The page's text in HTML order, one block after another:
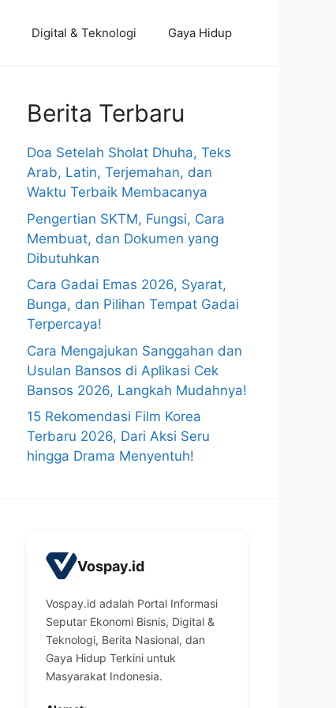
Digital & Teknologi Gaya Hidup
Berita Terbaru
Doa Setelah Sholat Dhuha, Teks
Arab, Latin, Terjemahan, dan
Waktu Terbaik Membacanya
Pengertian SKTM, Fungsi, Cara
Membuat, dan Dokumen yang
Dibutuhkan
Cara Gadai Emas 2026, Syarat,
Bunga, dan Pilihan Tempat Gadai
Terpercaya!
Cara Mengajukan Sanggahan dan
Usulan Bansos di Aplikasi Cek
Bansos 2026, Langkah Mudahnya!
15 Rekomendasi Film Korea
Terbaru 2026, Dari Aksi Seru
hingga Drama Menyentuh!
Vospay.id
Vospay.id adalah Portal Informasi
Seputar Ekonomi Bisnis, Digital &
Teknologi, Berita Nasional, dan
Gaya Hidup Terkini untuk
Masyarakat Indonesia.